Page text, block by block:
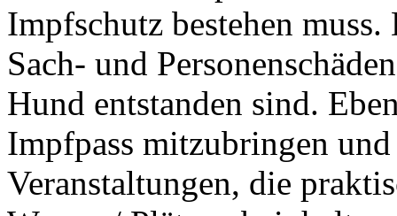
Impfschutz bestehen
Sach- und
Hund entstanden sind.
Impfpass mitzubringen
Veranstaltungen, die